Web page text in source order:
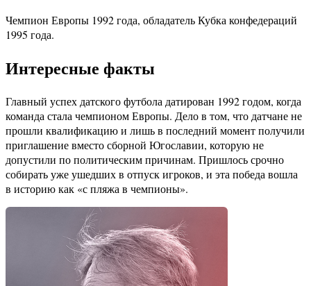
Чемпион Европы 1992 года, обладатель Кубка конфедераций
1995 года.
Интересные факты
Главный успех датского футбола датирован 1992 годом, когда
команда стала чемпионом Европы. Дело в том, что датчане не
прошли квалификацию и лишь в последний момент получили
приглашение вместо сборной Югославии, которую не
допустили по политическим причинам. Пришлось срочно
собирать уже ушедших в отпуск игроков, и эта победа вошла
в историю как «с пляжа в чемпионы».